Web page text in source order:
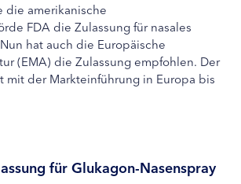
die amerikanische
FDA die Zulassung für nasales
hat auch die Europäische
(EMA) die Zulassung empfohlen. Der
mit der Markteinführung in Europa bis
für Glukagon-Nasenspray